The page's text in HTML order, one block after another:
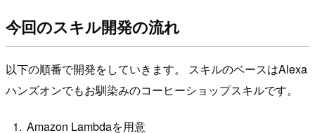
今回のスキル開発の流れ
以下の順番で開発をしていきます。 スキルのベースはAlexa
ハンズオンでもお馴染みのコーヒーショップスキルです。
Amazon Lambdaを用意